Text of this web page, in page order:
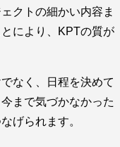
クトの細かい内容ま
により、KPTの質が
なく、日程を決めて
まで気づかなかった
げられます。